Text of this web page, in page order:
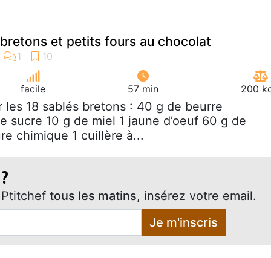
et petits fours au chocolat
facile 57 min 200
les 18 sablés bretons : 40 g de beurre
sucre 10 g de miel 1 jaune d’oeuf 60 g de
chimique 1 cuillère à...
tous les matins, insérez votre email.
Je m'inscris